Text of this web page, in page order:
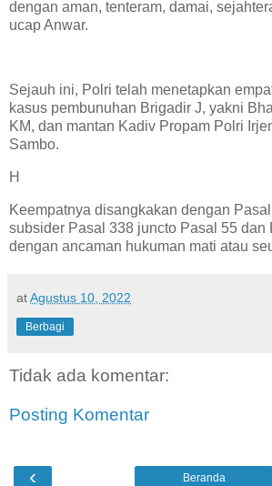
dengan aman, tenteram, damai,
ucap Anwar.
Sejauh ini, Polri telah menetapkan
kasus pembunuhan Brigadir J, yakni
KM, dan mantan Kadiv Propam Polri
Sambo.
H
Keempatnya disangkakan dengan
subsider Pasal 338 juncto Pasal 55 dan
dengan ancaman hukuman mati atau
atAgustus 10, 2022
Berbagi
Tidak ada komentar:
Posting Komentar
‹ Beranda